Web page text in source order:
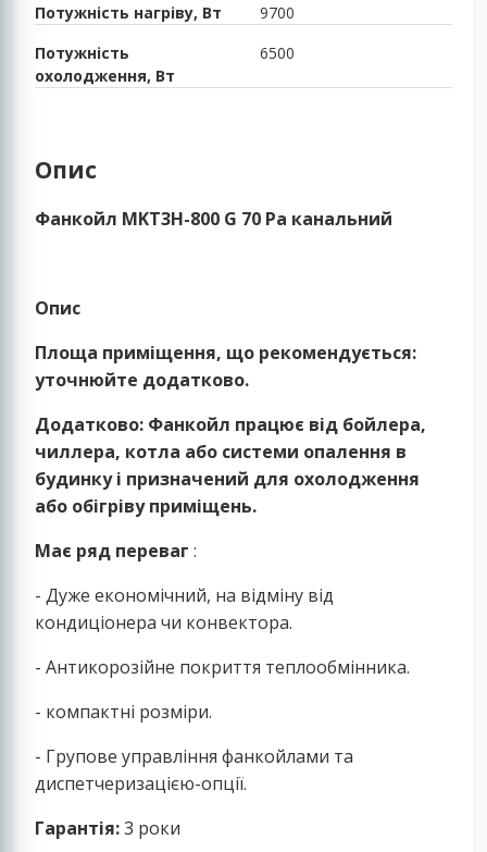
Потужність нагріву, Вт
9700
Потужність
охолодження, Вт
6500
Опис
Фанкойл MKT3H-800 G 70 Pa канальний
Опис
Площа приміщення, що рекомендується:
уточнюйте додатково.
Додатково: Фанкойл працює від бойлера,
чиллера, котла або системи опалення в
будинку і призначений для охолодження
або обігріву приміщень.
Має ряд переваг :
- Дуже економічний, на відміну від
кондиціонера чи конвектора.
- Антикорозійне покриття теплообмінника.
- компактні розміри.
- Групове управління фанкойлами та
диспетчеризацією-опції.
Гарантія:3 роки